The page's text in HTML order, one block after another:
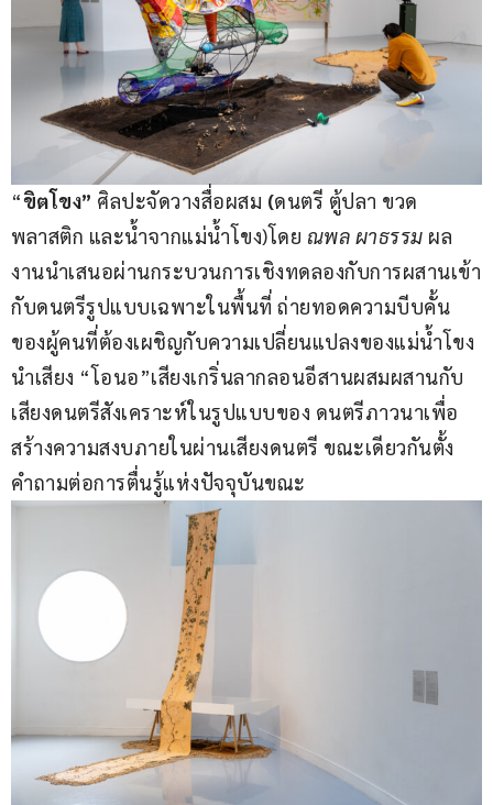
“ขิตโขง” ศิลปะจัดวางสื่อผสม (ดนตรี ตู้ปลา ขวด
พลาสติก และน้ำจากแม่น้ำโขง)โดย ณพล ผาธรรม ผล
งานนำเสนอผ่านกระบวนการเชิงทดลองกับการผสานเข้า
กับดนตรีรูปแบบเฉพาะในพื้นที่ ถ่ายทอดความบีบคั้น
ของผู้คนที่ต้องเผชิญกับความเปลี่ยนแปลงของแม่น้ำโขง
นำเสียง “โอนอ”เสียงเกริ่นลากลอนอีสานผสมผสานกับ
เสียงดนตรีสังเคราะห์ในรูปแบบของ ดนตรีภาวนาเพื่อ
สร้างความสงบภายในผ่านเสียงดนตรี ขณะเดียวกันตั้ง
คำถามต่อการตื่นรู้แห่งปัจจุบันขณะ